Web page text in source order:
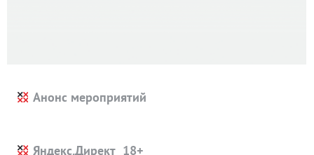
Анонс мероприятий
Яндекс.Директ